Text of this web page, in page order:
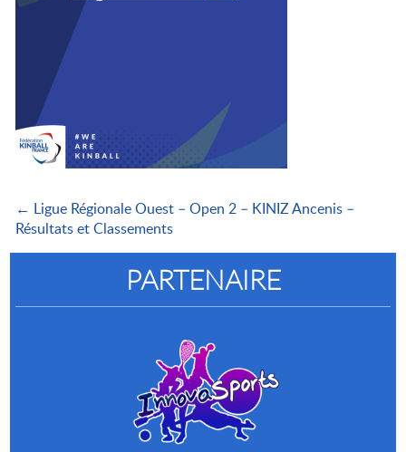
← Ligue Régionale Ouest – Open 2 – KINIZ Ancenis –
Résultats et Classements
PARTENAIRE